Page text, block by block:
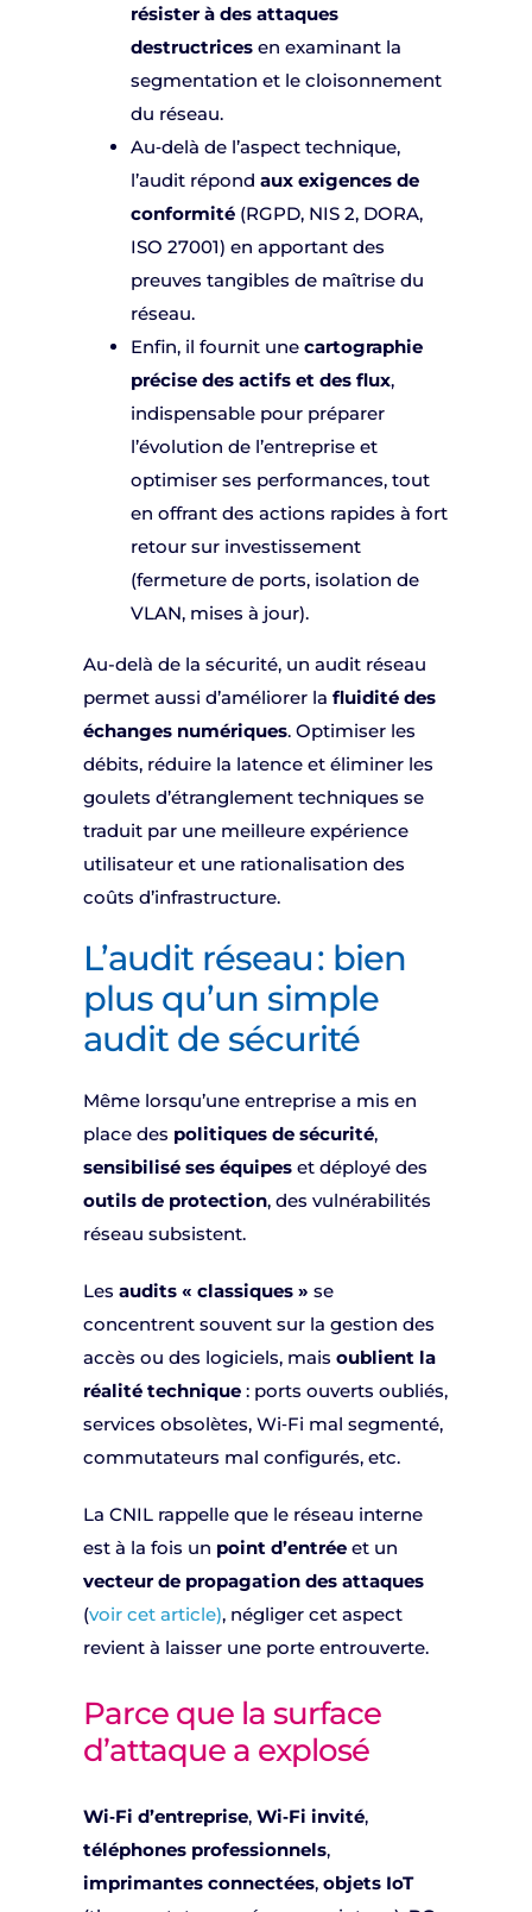
résister à des attaques
destructricesen examinant la
segmentation et le cloisonnement
du réseau.
Au‑delà de l’aspect technique,
l’audit répond aux exigences de
conformité(RGPD, NIS 2, DORA,
ISO 27001) en apportant des
preuves tangibles de maîtrise du
réseau.
Enfin, il fournit une cartographie
précise des actifs et des flux,
indispensable pour préparer
l’évolution de l’entreprise et
optimiser ses performances, tout
en offrant des actions rapides à fort
retour sur investissement
(fermeture de ports, isolation de
VLAN, mises à jour).
Au-delà de la sécurité, un audit réseau
permet aussi d’améliorer la fluidité des
échanges numériques. Optimiser les
débits, réduire la latence et éliminer les
goulets d’étranglement techniques se
traduit par une meilleure expérience
utilisateur et une rationalisation des
coûts d’infrastructure.
L’audit réseau : bien
plus qu’un simple
audit de sécurité
Même lorsqu’une entreprise a mis en
place des politiques de sécurité,
sensibilisé ses équipes et déployé des
outils de protection, des vulnérabilités
réseau subsistent.
Les audits « classiques » se
concentrent souvent sur la gestion des
accès ou des logiciels, mais oublient la
réalité technique: ports ouverts oubliés,
services obsolètes, Wi‑Fi mal segmenté,
commutateurs mal configurés, etc.
La CNIL rappelle que le réseau interne
est à la fois un point d’entréeet un
vecteur de propagation des attaques
(voir cet article), négliger cet aspect
revient à laisser une porte entrouverte.
Parce que la surface
d’attaque a explosé
Wi‑Fi d’entreprise, Wi‑Fi invité,
téléphones professionnels,
imprimantes connectées, objets IoT